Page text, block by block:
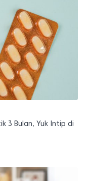
3 Bulan, Yuk Intip di